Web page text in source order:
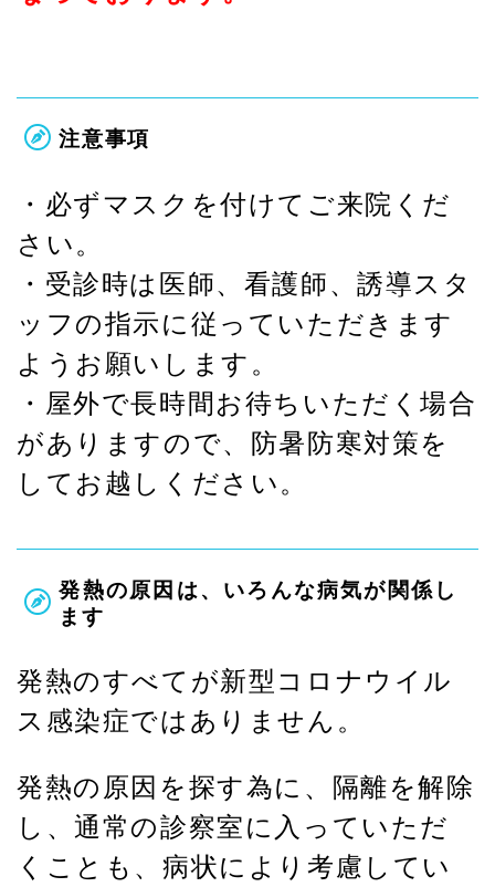
注意事項
・必ずマスクを付けてご来院くだ
さい。
・受診時は医師、看護師、誘導スタ
ッフの指示に従っていただきます
ようお願いします。
・屋外で長時間お待ちいただく場合
がありますので、防暑防寒対策を
してお越しください。
発熱の原因は、いろんな病気が関係し
ます
発熱のすべてが新型コロナウイル
ス感染症ではありません。
発熱の原因を探す為に、隔離を解除
し、通常の診察室に入っていただ
くことも、病状により考慮してい